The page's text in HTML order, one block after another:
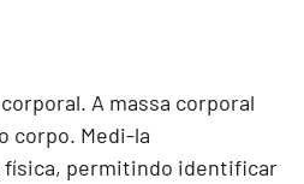
A massa corporal
corpo. Medi-la
física, permitindo identificar